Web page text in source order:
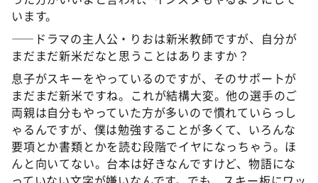
います。
――ドラマの主人公・りおは新米教師ですが、自分が
まだまだ新米だなと思うことはありますか？
息子がスキーをやっているのですが、そのサポートが
まだまだ新米ですね。これが結構大変。他の選手のご
両親は自分もやっていた方が多いので慣れていらっし
ゃるんですが、僕は勉強することが多くて、いろんな
要項とか書類とかを読む段階でイヤになっちゃう。ほ
んと向いてない。台本は好きなんですけど、物語にな